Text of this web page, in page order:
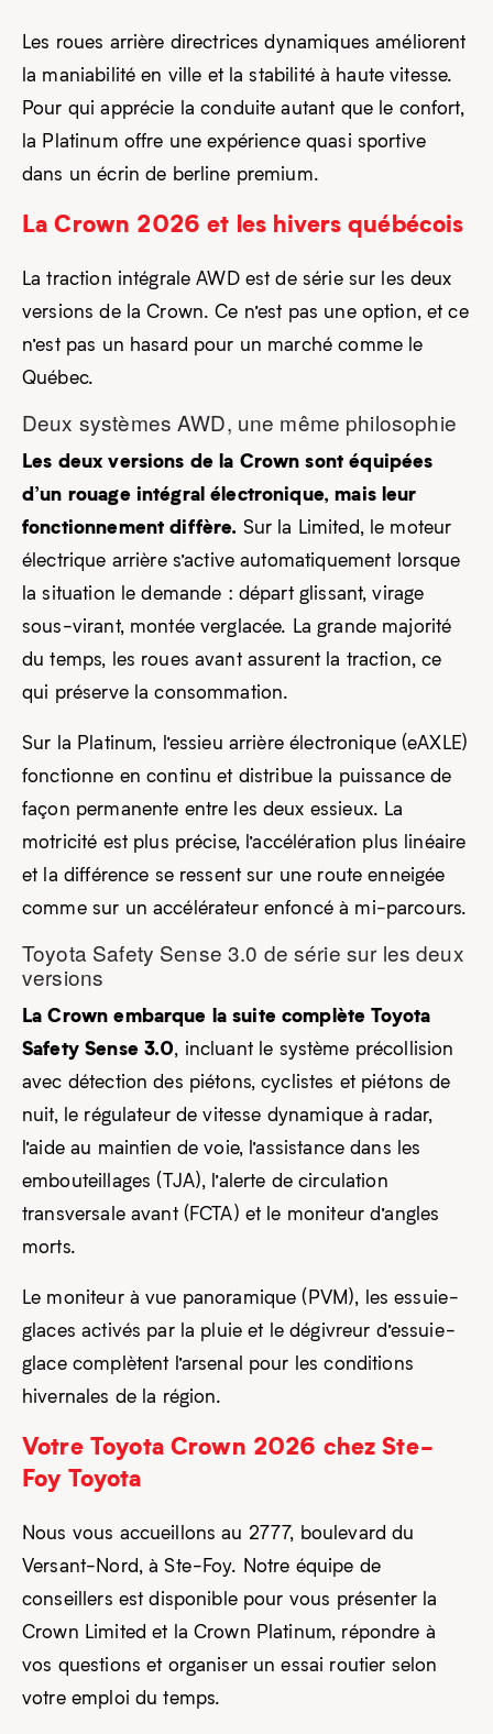
Les roues arrière directrices dynamiques améliorent
la maniabilité en ville et la stabilité à haute vitesse.
Pour qui apprécie la conduite autant que le confort,
la Platinum offre une expérience quasi sportive
dans un écrin de berline premium.
La Crown 2026 et les hivers québécois
La traction intégrale AWD est de série sur les deux
versions de la Crown. Ce n’est pas une option, et ce
n’est pas un hasard pour un marché comme le
Québec.
Deux systèmes AWD, une même philosophie
Les deux versions de la Crown sont équipées
d’un rouage intégral électronique, mais leur
fonctionnement diffère. Sur la Limited, le moteur
électrique arrière s’active automatiquement lorsque
la situation le demande : départ glissant, virage
sous-virant, montée verglacée. La grande majorité
du temps, les roues avant assurent la traction, ce
qui préserve la consommation.
Sur la Platinum, l’essieu arrière électronique (eAXLE)
fonctionne en continu et distribue la puissance de
façon permanente entre les deux essieux. La
motricité est plus précise, l’accélération plus linéaire
et la différence se ressent sur une route enneigée
comme sur un accélérateur enfoncé à mi-parcours.
Toyota Safety Sense 3.0 de série sur les deux
versions
La Crown embarque la suite complète Toyota
Safety Sense 3.0, incluant le système précollision
avec détection des piétons, cyclistes et piétons de
nuit, le régulateur de vitesse dynamique à radar,
l’aide au maintien de voie, l’assistance dans les
embouteillages (TJA), l’alerte de circulation
transversale avant (FCTA) et le moniteur d’angles
morts.
Le moniteur à vue panoramique (PVM), les essuie-
glaces activés par la pluie et le dégivreur d’essuie-
glace complètent l’arsenal pour les conditions
hivernales de la région.
Votre Toyota Crown 2026 chez Ste-
Foy Toyota
Nous vous accueillons au 2777, boulevard du
Versant-Nord, à Ste-Foy. Notre équipe de
conseillers est disponible pour vous présenter la
Crown Limited et la Crown Platinum, répondre à
vos questions et organiser un essai routier selon
votre emploi du temps.